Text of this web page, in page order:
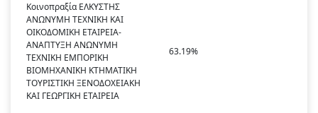
Κοινοπραξία ΕΛΚΥΣΤΗΣ
ΑΝΩΝΥΜΗ ΤΕΧΝΙΚΗ KAI
ΟΙΚΟΔΟΜΙΚΗ ΕΤΑΙΡΕΙΑ-
ΑΝΑΠΤΥΞΗ ΑΝΩΝΥΜH
ΤΕΧΝΙΚΗ ΕΜΠΟΡΙΚΗ
ΒΙΟΜΗΧΑΝΙΚΗ ΚΤΗΜΑΤΙΚΗ
ΤΟΥΡΙΣΤΙΚΗ ΞΕΝΟΔΟΧΕΙΑΚΗ
ΚΑΙ ΓΕΩΡΓΙΚΗ ΕΤΑΙΡΕΙΑ
63.19%